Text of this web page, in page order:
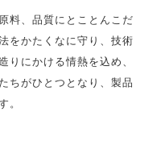
料、品質にとことんこだ
をかたくなに守り、技術
りにかける情熱を込め、
ちがひとつとなり、製品
。